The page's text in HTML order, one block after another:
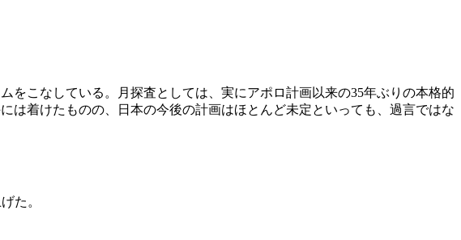
をこなしている。月探査としては、実にアポロ計画以来の35年ぶりの本格的
は着けたものの、日本の今後の計画はほとんど未定といっても、過言ではな
た。